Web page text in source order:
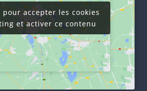
pour accepter les cookies
et activer ce contenu
pour accepter les cookies
et activer ce contenu